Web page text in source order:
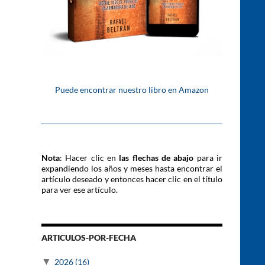
Puede encontrar nuestro libro en Amazon
Nota: Hacer clic en las flechas de abajo para ir
expandiendo los años y meses hasta encontrar el
artículo deseado y entonces hacer clic en el título
para ver ese artículo.
ARTICULOS-POR-FECHA
▼ 2026 (16)